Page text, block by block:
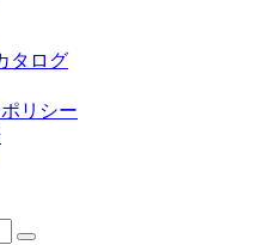
タログ
リシー